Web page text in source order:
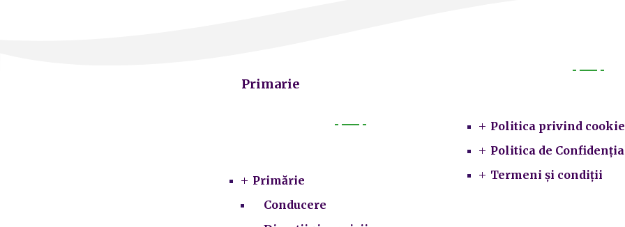
Primarie
Primărie
Conducere
Politica privind
Politica de
Termeni și condiții